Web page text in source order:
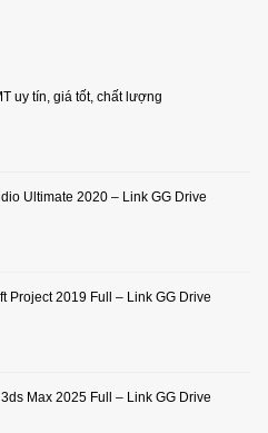
uy tín, giá tốt, chất lượng
Ultimate 2020 – Link GG Drive
Project 2019 Full – Link GG Drive
Max 2025 Full – Link GG Drive